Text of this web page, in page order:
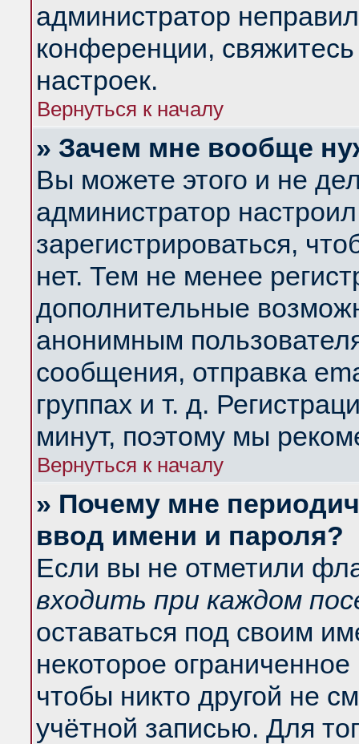
администратор
конференции,
настроек.
Вернуться к началу
» Зачем мне вообще
Вы можете этого и не
администратор
зарегистрироваться,
нет. Тем не менее
дополнительные
анонимным
сообщения, отправка
группах и т. д.
минут, поэтому мы
Вернуться к началу
» Почему мне
ввод имени и пароля?
Если вы не отметили
входить при каждом
оставаться под своим
некоторое
чтобы никто другой не
учётной записью. Для